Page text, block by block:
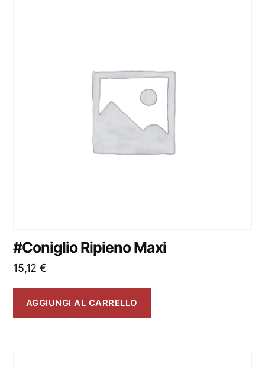
#Coniglio Ripieno Maxi
15,12 €
AGGIUNGI AL CARRELLO